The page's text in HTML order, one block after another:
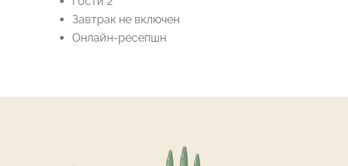
Завтрак не включен
Онлайн-ресепшн